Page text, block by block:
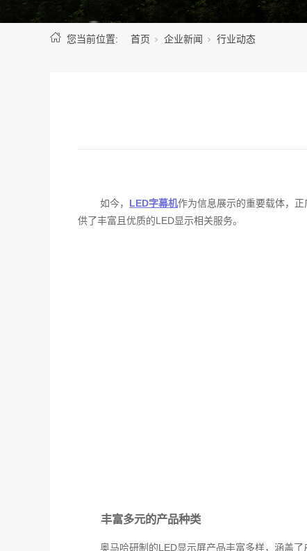
您当前位置: 首页 企业新闻 行业动态
如今， LED字幕机作为信息展示的重要载体，
供了丰富且优质的LED显示相关服务。
丰富多元的产品种类
奥马哈研制的LED显示屏产品丰富多样，涵盖